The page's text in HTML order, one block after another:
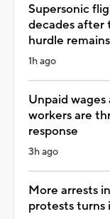
Supersonic
decades after
hurdle remains
1h ago
Unpaid
workers are
response
3h ago
More arrests
protests